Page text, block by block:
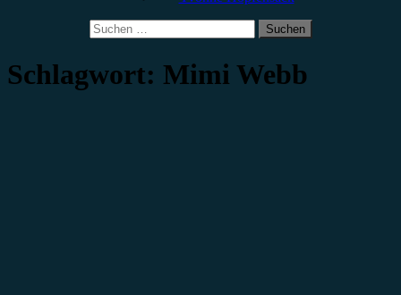
Suchen
nach:
Schlagwort: Mimi Webb